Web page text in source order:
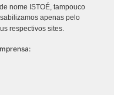
nome ISTOÉ, tampouco
apenas pelo
respectivos sites.